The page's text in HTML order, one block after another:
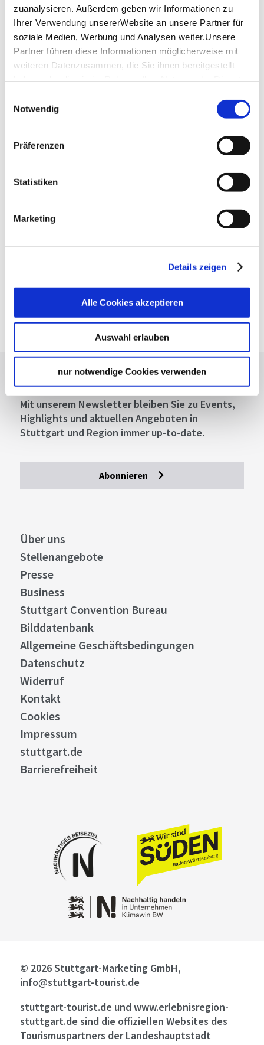
zuanalysieren. Außerdem geben wir Informationen zu
Ihrer Verwendung unsererWebsite an unsere Partner für
soziale Medien, Werbung und Analysen weiter.Unsere
Partner führen diese Informationen möglicherweise mit
weiteren Datenzusammen, die Sie ihnen bereitgestellt
Impressum
Notwendig
Präferenzen
Statistiken
Marketing
Details zeigen
Alle Cookies akzeptieren
Auswahl erlauben
nur notwendige Cookies verwenden
Preis: 19,00 €p. P.
Lage & Kontakt
Mail:tourist@kirchheim-teck.de
Veranstalter: Kirchheim-Info
Planen Sie Ihre Anreise
Fahrplanauskunft der DB
Google Maps
Google Maps Route
Lassen Sie sich inspirieren!
Mit unserem Newsletter bleiben Sie zu Events,
Highlights und aktuellen Angeboten in
Stuttgart und Region immer up-to-date.
Abonnieren
Über uns
Stellenangebote
Presse
Business
Stuttgart Convention Bureau
Bilddatenbank
Allgemeine Geschäftsbedingungen
Datenschutz
Widerruf
Kontakt
Cookies
Impressum
stuttgart.de
Barrierefreiheit
© 2026 Stuttgart-Marketing GmbH,
info@stuttgart-tourist.de
stuttgart-tourist.de und www.erlebnisregion-
stuttgart.de sind die offiziellen Websites des
Tourismuspartners der Landeshauptstadt